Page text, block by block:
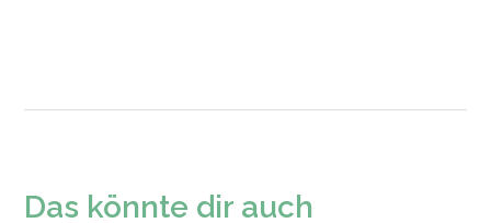
Das könnte dir auch